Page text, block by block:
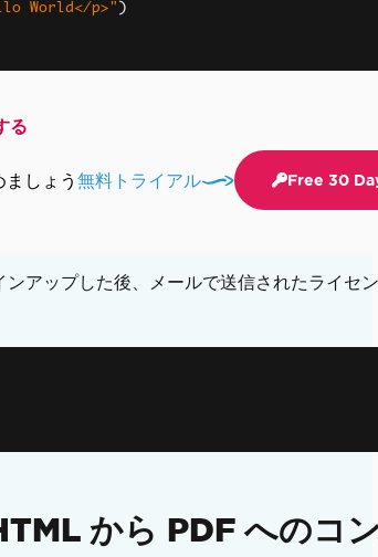
スポート
World</p>" )
る
しょう 無料トライアル Free 30
アップした後、メールで送信されたライセ
から PDF へのコ